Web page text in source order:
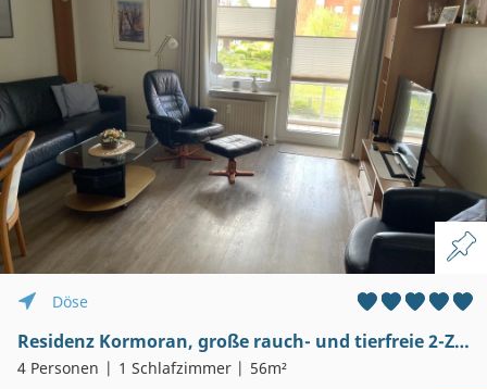
Döse
Residenz Kormoran, große rauch- und tierfreie 2-Zi-Wohnung mit Balkon, Schwimmbad, Sauna, Garage, WLAN, strandnah
4 Personen 1 Schlafzimmer 56m²